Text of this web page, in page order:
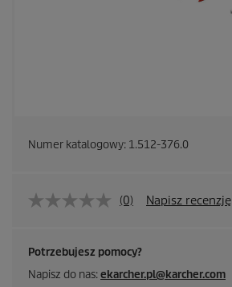
Numer katalogowy: 1.512-376.0
(0) Napisz recenzję
Potrzebujesz pomocy?
Napisz do nas:ekarcher.pl@karcher.com